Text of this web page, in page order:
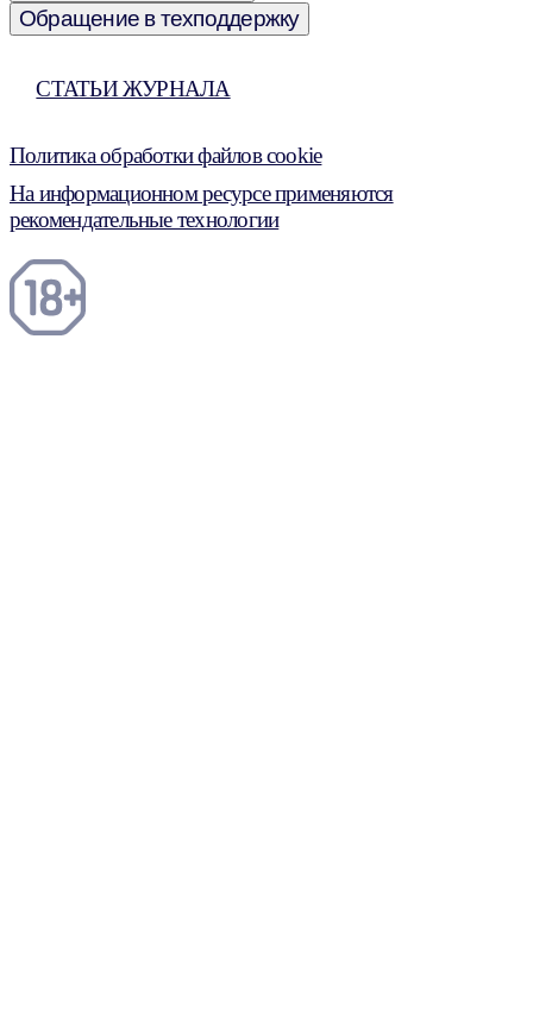
Обращение в техподдержку
СТАТЬИ ЖУРНАЛА
Политика обработки файлов cookie
На информационном ресурсе применяются
рекомендательные технологии